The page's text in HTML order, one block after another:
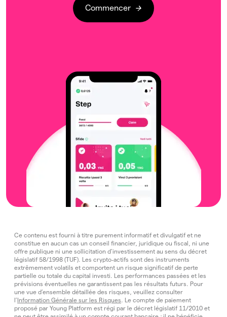
Commencer
Ce contenu est fourni à titre purement informatif et divulgatif et ne
constitue en aucun cas un conseil financier, juridique ou fiscal, ni une
offre publique ni une sollicitation d’investissement au sens du décret
législatif 58/1998 (TUF). Les crypto‑actifs sont des instruments
extrêmement volatils et comportent un risque significatif de perte
partielle ou totale du capital investi. Les performances passées et les
prévisions éventuelles ne garantissent pas les résultats futurs. Pour
une vue d’ensemble détaillée des risques, veuillez consulter
l’Information Générale sur les Risques. Le compte de paiement
proposé par Young Platform est régi par le décret législatif 11/2010 et